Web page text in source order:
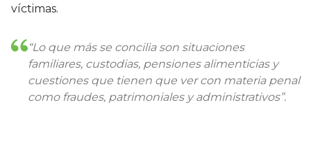
víctimas.
“Lo que más se concilia son situaciones
familiares, custodias, pensiones alimenticias y
cuestiones que tienen que ver con materia penal
como fraudes, patrimoniales y administrativos”.